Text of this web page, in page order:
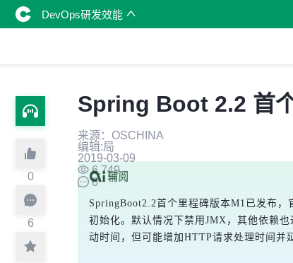
DevOps研发效能
0
6
Spring Boot 2.2 首
来源：OSCHINA
编辑:局
2019-03-09
6,749
6
SpringBoot2.2首个里程碑版本M1已发布，
初始化。默认情况下禁用JMX，其他依赖
动时间，但可能增加HTTP请求处理时间并